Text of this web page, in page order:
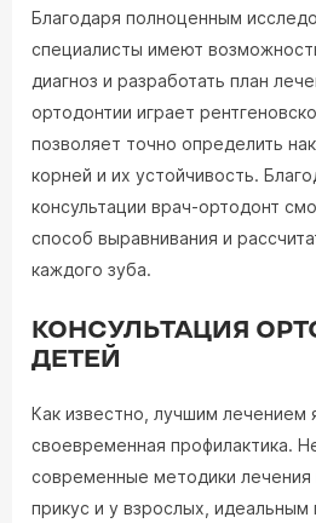
Благодаря полноценным
специалисты имеют
диагноз и разработать план
ортодонтии играет
позволяет точно определить
корней и их устойчивость.
консультации врач-ортодонт
способ выравнивания и
каждого зуба.
КОНСУЛЬТАЦИЯ
ДЕТЕЙ
Как известно, лучшим лечением
своевременная профилактика.
современные методики лечения
прикус и у взрослых,